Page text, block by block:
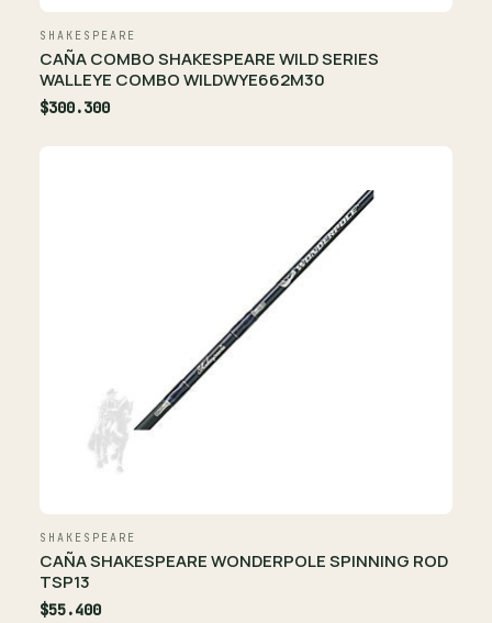
SHAKESPEARE
CAÑA COMBO SHAKESPEARE WILD SERIES
WALLEYE COMBO WILDWYE662M30
$300.300
SHAKESPEARE
CAÑA SHAKESPEARE WONDERPOLE SPINNING ROD
TSP13
$55.400